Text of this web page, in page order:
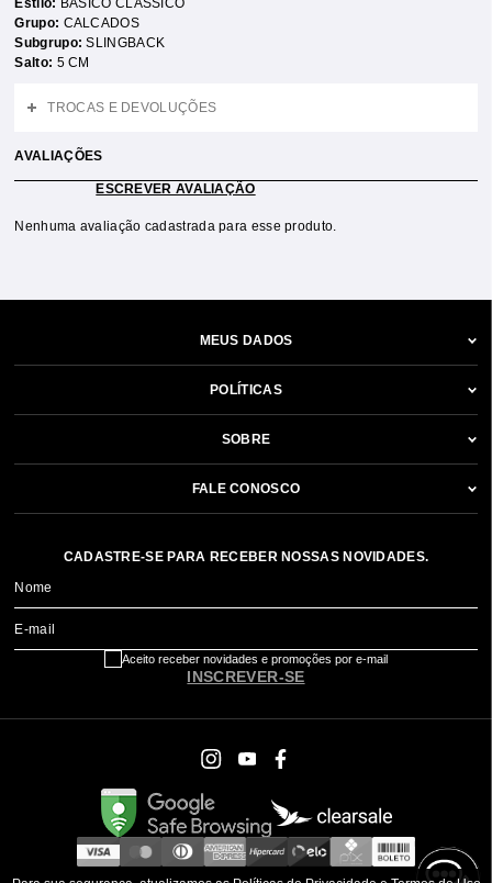
Estilo: BASICO CLASSICO
Grupo: CALCADOS
Subgrupo:SLINGBACK
Salto: 5 CM
TROCAS E DEVOLUÇÕES
AVALIAÇÕES
ESCREVER AVALIAÇÃO
Nenhuma avaliação cadastrada para esse produto.
MEUS DADOS
POLÍTICAS
SOBRE
FALE CONOSCO
CADASTRE-SE PARA RECEBER NOSSAS NOVIDADES.
Nome
E-mail
INSCREVER-SE
Aceito receber novidades e promoções por e-mail